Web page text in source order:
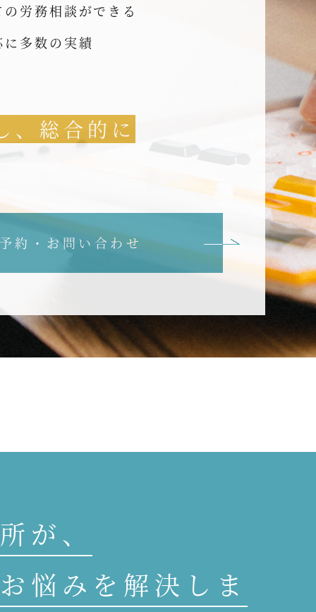
労務相談ができる
多数の実績
、総合的に
約・お問い合わせ
が、
悩みを解決しま